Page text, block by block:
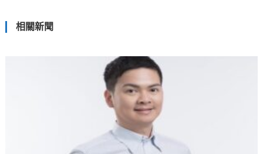
導相關新聞